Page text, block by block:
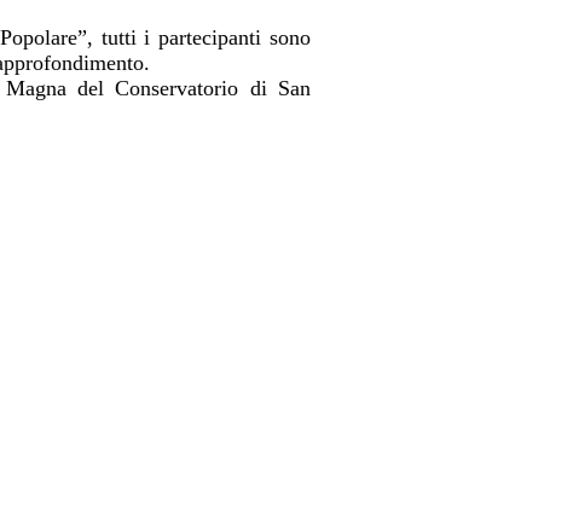
tutti i partecipanti sono
del Conservatorio di San